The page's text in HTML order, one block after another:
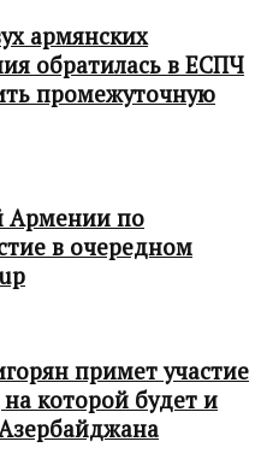
армянских
обратилась в ЕСПЧ
промежуточную
Армении по
в очередном
примет участие
которой будет и